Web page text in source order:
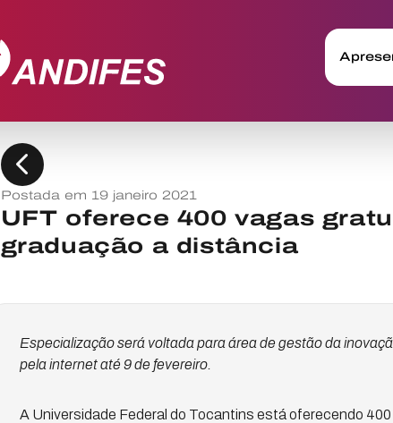
chevron_left
Postada em 19 janeiro 2021
UFT oferece 400 vagas
graduação a distância
Especialização será voltada para área de gestão da
pela internet até 9 de fevereiro.
A Universidade Federal do Tocantins está oferecendo